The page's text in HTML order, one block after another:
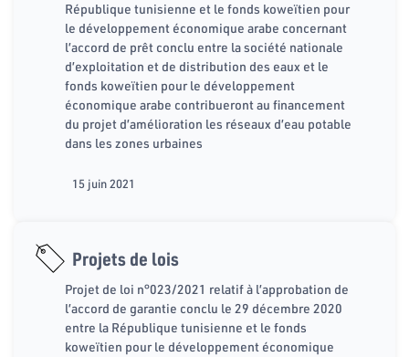
République tunisienne et le fonds koweïtien pour
le développement économique arabe concernant
l’accord de prêt conclu entre la société nationale
d’exploitation et de distribution des eaux et le
fonds koweïtien pour le développement
économique arabe contribueront au financement
du projet d’amélioration les réseaux d’eau potable
dans les zones urbaines
15 juin 2021
Projets de lois
Projet de loi n°023/2021 relatif à l’approbation de
l’accord de garantie conclu le 29 décembre 2020
entre la République tunisienne et le fonds
koweïtien pour le développement économique